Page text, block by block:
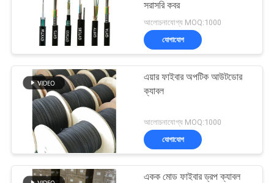
সরাসরি কবর
আলোচনাযোগ্য MOQ:1000
যোগাযোগ
এয়ার ফাইবার অপটিক আউটডোর
ক্যাবল
আলোচনাযোগ্য MOQ:1000
যোগাযোগ
একক মোড ফাইবার ড্রপ ক্যাবল